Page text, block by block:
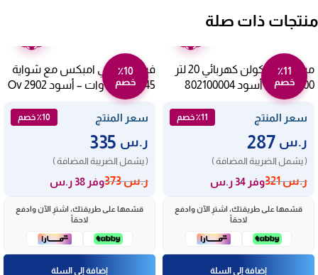
منتجات ذات صلة
٪11
خصم
ميكروويف كولن كهربائي 20 لتر
1100 وات – أسود 802100004
سعر المنتج ٪11 خصم
ر.س
( يشمل الضريبة المضافة )
ر.س321 وفر 34 ر.س
قسّمها على طريقتك، اشترِ الآن وادفع
لاحقاً
إضافة إلى السلة
٪10
خصم
فرن كهربائي امبكس مع شواية
45 لتر 1800 وات – أسود Ov 2902
سعر المنتج ٪10 خصم
ر.س
( يشمل الضريبة المضافة )
ر.س373 وفر 38 ر.س
قسّمها على طريقتك، اشترِ الآن وادفع
لاحقاً
إضافة إلى السلة